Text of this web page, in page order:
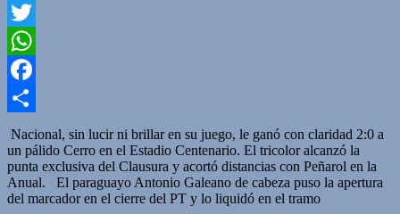
Twitter
WhatsApp
Facebook
Compartir
Nacional, sin lucir ni brillar en su juego, le ganó con claridad 2:0 a
un pálido Cerro en el Estadio Centenario. El tricolor alcanzó la
punta exclusiva del Clausura y acortó distancias con Peñarol en la
Anual. El paraguayo Antonio Galeano de cabeza puso la apertura
del marcador en el cierre del PT y lo liquidó en el tramo